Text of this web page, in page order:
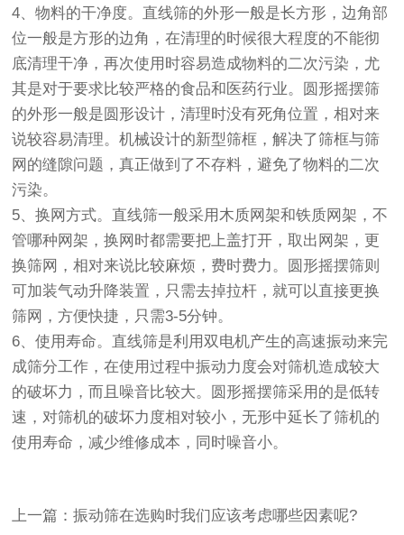
4、物料的干净度。直线筛的外形一般是长方形，边角部
位一般是方形的边角，在清理的时候很大程度的不能彻
底清理干净，再次使用时容易造成物料的二次污染，尤
其是对于要求比较严格的食品和医药行业。圆形摇摆筛
的外形一般是圆形设计，清理时没有死角位置，相对来
说较容易清理。机械设计的新型筛框，解决了筛框与筛
网的缝隙问题，真正做到了不存料，避免了物料的二次
污染。
5、换网方式。直线筛一般采用木质网架和铁质网架，不
管哪种网架，换网时都需要把上盖打开，取出网架，更
换筛网，相对来说比较麻烦，费时费力。圆形摇摆筛则
可加装气动升降装置，只需去掉拉杆，就可以直接更换
筛网，方便快捷，只需3-5分钟。
6、使用寿命。直线筛是利用双电机产生的高速振动来完
成筛分工作，在使用过程中振动力度会对筛机造成较大
的破坏力，而且噪音比较大。圆形摇摆筛采用的是低转
速，对筛机的破坏力度相对较小，无形中延长了筛机的
使用寿命，减少维修成本，同时噪音小。
上一篇：振动筛在选购时我们应该考虑哪些因素呢?